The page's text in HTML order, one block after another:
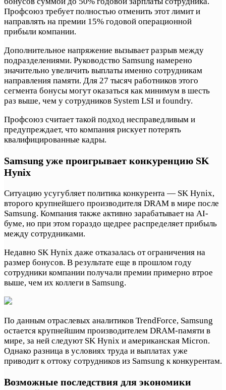
Профсоюз требует полностью отменить этот лимит и
направлять на премии 15% годовой операционной
прибыли компании.
Дополнительное напряжение вызывает разрыв между
подразделениями. Руководство Samsung намерено
значительно увеличить выплаты именно сотрудникам
направления памяти. Для 27 тысяч работников этого
сегмента бонусы могут оказаться как минимум в шесть
раз выше, чем у сотрудников System LSI и foundry.
Профсоюз считает такой подход несправедливым и
предупреждает, что компания рискует потерять
квалифицированные кадры.
Samsung уже проигрывает конкуренцию SK
Hynix
Ситуацию усугубляет политика конкурента — SK Hynix,
второго крупнейшего производителя DRAM в мире после
Samsung. Компания также активно зарабатывает на AI-
буме, но при этом гораздо щедрее распределяет прибыль
между сотрудниками.
Недавно SK Hynix даже отказалась от ограничения на
размер бонусов. В результате еще в прошлом году
сотрудники компании получали премии примерно втрое
выше, чем их коллеги в Samsung.
По данным отраслевых аналитиков TrendForce, Samsung
остается крупнейшим производителем DRAM-памяти в
мире, за ней следуют SK Hynix и американская Micron.
Однако разница в условиях труда и выплатах уже
приводит к оттоку сотрудников из Samsung к конкурентам.
Возможные последствия для экономики